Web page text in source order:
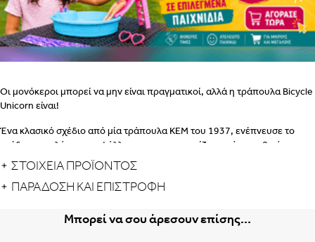
Οι μονόκεροι μπορεί να μην είναι πραγματικοί, αλλά η τράπουλα Bicycle
Unicorn είναι!
Ένα κλασικό σχέδιο από μία τράπουλα ΚΕΜ του 1937, ενέπνευσε το
σχέδιο της πλάτης των φύλλων που χαρακτηρίζει αυτό το μυθικό
πλάσμα.
Διαστάσεις: 65 × 91 × 17 mm
ΣΤΟΙΧΕΙΑ ΠΡΟΪΟΝΤΟΣ
ΠΑΡΆΔΟΣΗ ΚΑΙ ΕΠΙΣΤΡΟΦΉ
Μπορεί να σου άρεσουν επίσης...